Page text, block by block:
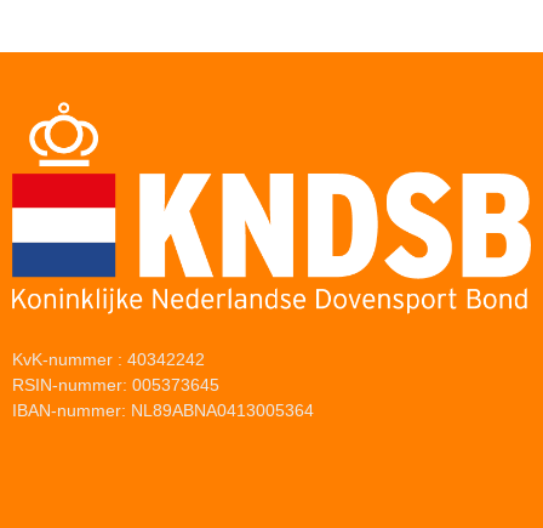
KvK-nummer : 40342242
RSIN-nummer: 005373645
IBAN-nummer: NL89ABNA0413005364